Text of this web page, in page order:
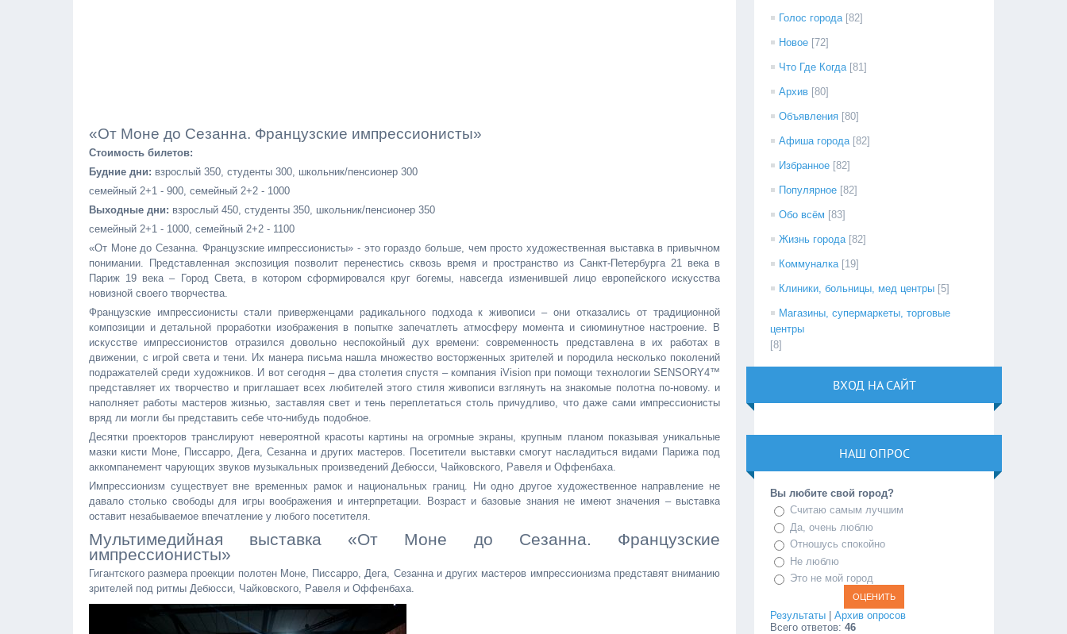
«От Моне до Сезанна. Французские импрессионисты»
Стоимость билетов:
Будние дни: взрослый 350, студенты 300, школьник/пенсионер 300
семейный 2+1 - 900, семейный 2+2 - 1000
Выходные дни: взрослый 450, студенты 350, школьник/пенсионер 350
семейный 2+1 - 1000, семейный 2+2 - 1100
«От Моне до Сезанна. Французские импрессионисты» - это гораздо больше, чем просто художественная выставка в привычном
понимании. Представленная экспозиция позволит перенестись сквозь время и пространство из Санкт-Петербурга 21 века в
Париж 19 века – Город Света, в котором сформировался круг богемы, навсегда изменившей лицо европейского искусства
новизной своего творчества.
Французские импрессионисты стали приверженцами радикального подхода к живописи – они отказались от традиционной
композиции и детальной проработки изображения в попытке запечатлеть атмосферу момента и сиюминутное настроение. В
искусстве импрессионистов отразился довольно неспокойный дух времени: современность представлена в их работах в
движении, с игрой света и тени. Их манера письма нашла множество восторженных зрителей и породила несколько поколений
подражателей среди художников. И вот сегодня – два столетия спустя – компания iVision при помощи технологии SENSORY4™
представляет их творчество и приглашает всех любителей этого стиля живописи взглянуть на знакомые полотна по-новому. и
наполняет работы мастеров жизнью, заставляя свет и тень переплетаться столь причудливо, что даже сами импрессионисты
вряд ли могли бы представить себе что-нибудь подобное.
Десятки проекторов транслируют невероятной красоты картины на огромные экраны, крупным планом показывая уникальные
мазки кисти Моне, Писсарро, Дега, Сезанна и других мастеров. Посетители выставки смогут насладиться видами Парижа под
аккомпанемент чарующих звуков музыкальных произведений Дебюсси, Чайковского, Равеля и Оффенбаха.
Импрессионизм существует вне временных рамок и национальных границ. Ни одно другое художественное направление не
давало столько свободы для игры воображения и интерпретации. Возраст и базовые знания не имеют значения – выставка
оставит незабываемое впечатление у любого посетителя.
Мультимедийная выставка «От Моне до Сезанна. Французские
импрессионисты»
Гигантского размера проекции полотен Моне, Писсарро, Дега, Сезанна и других мастеров импрессионизма представят вниманию
зрителей под ритмы Дебюсси, Чайковского, Равеля и Оффенбаха.
Голос города [82]
Новое [72]
Что Где Когда [81]
Архив [80]
Объявления [80]
Афиша города [82]
Избранное [82]
Популярное [82]
Обо всём [83]
Жизнь города [82]
Коммуналка [19]
Клиники, больницы, мед центры [5]
Магазины, супермаркеты, торговые
центры
[8]
ВХОД НА САЙТ
НАШ ОПРОС
Вы любите свой город?
Считаю самым лучшим
Да, очень люблю
Отношусь спокойно
Не люблю
Это не мой город
Результаты |Архив опросов
Всего ответов:46